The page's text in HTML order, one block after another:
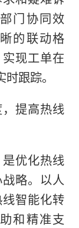
门协同效
的联动格
现工单在
跟踪。
，提高热线
优化热线
略。以人
智能化转
和精准支